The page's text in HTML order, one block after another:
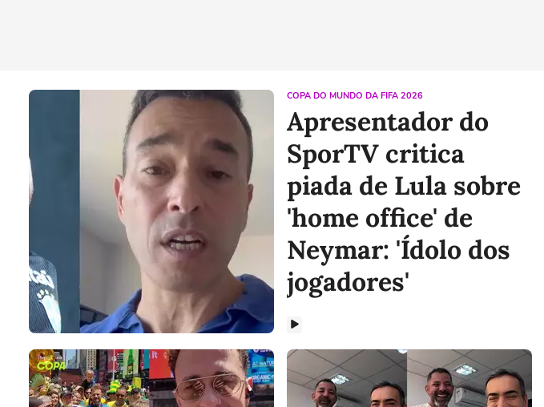
COPA DO MUNDO DA FIFA 2026
Apresentador do
SporTV critica
piada de Lula sobre
'home office' de
Neymar: 'Ídolo dos
jogadores'